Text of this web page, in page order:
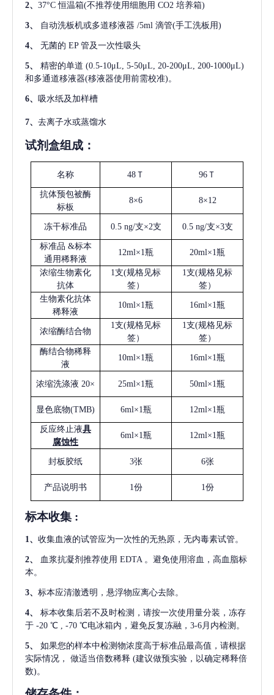
2、 37°C 恒温箱(不推荐使用细胞用 CO2 培养箱)
3、 自动洗板机或多道移液器 /5ml 滴管(手工洗板用)
4、 无菌的 EP 管及一次性吸头
5、 精密的单道 (0.5-10μL, 5-50μL, 20-200μL, 200-1000μL)
和多通道移液器(移液器使用前需校准)。
6、 吸水纸及加样槽
7、 去离子水或蒸馏水
试剂盒组成：
名称 48Ｔ 96Ｔ
抗体预包被酶
标板
8×6 8×12
冻干标准品 0.5 ng/支×2支 0.5 ng/支×3支
标准品 &标本
通用稀释液
12ml×1瓶 20ml×1瓶
浓缩生物素化
抗体
1支(规格见标
签）
1支(规格见标
签）
生物素化抗体
稀释液
10ml×1瓶 16ml×1瓶
浓缩酶结合物
1支(规格见标
签）
1支(规格见标
签）
酶结合物稀释
液
10ml×1瓶 16ml×1瓶
浓缩洗涤液 20× 25ml×1瓶 50ml×1瓶
显色底物(TMB) 6ml×1瓶 12ml×1瓶
反应终止液具
腐蚀性
6ml×1瓶 12ml×1瓶
封板胶纸 3张 6张
产品说明书 1份 1份
标本收集 :
1、 收集血液的试管应为一次性的无热原，无内毒素试管。
2、 血浆抗凝剂推荐使用 EDTA 。避免使用溶血，高血脂标
本。
3、 标本应清澈透明，悬浮物应离心去除。
4、
标本收集后若不及时检测，请按一次使用量分装，冻存
于 -20 ℃ , -70 ℃电冰箱内，避免反复冻融，3-6月内检测。
5、
如果您的样本中检测物浓度高于标准品最高值，请根据
实际情况，
做适当倍数稀释 (建议做预实验，以确定稀释倍
数)。